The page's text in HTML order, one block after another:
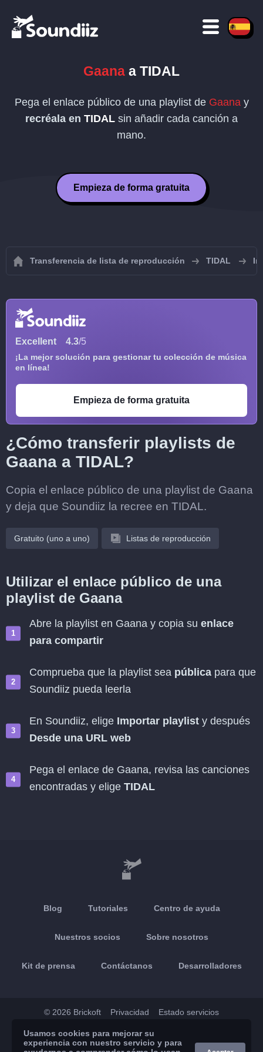
Gaana a TIDAL
Pega el enlace público de una playlist de Gaanay
recréala en TIDAL sin añadir cada canción a
mano.
Empieza de forma gratuita
Transferencia de lista de reproducción TIDAL
Excellent 4.3/5
¡La mejor solución para gestionar tu colección de música
en línea!
Empieza de forma gratuita
¿Cómo transferir playlists de
Gaana a TIDAL?
Copia el enlace público de una playlist de Gaana
y deja que Soundiiz la recree en TIDAL.
Gratuito (uno a uno) Listas de reproducción
Utilizar el enlace público de una
playlist de Gaana
Abre la playlist en Gaana y copia su enlace
para compartir
Comprueba que la playlist sea pública para que
Soundiiz pueda leerla
En Soundiiz, elige Importar playlist y después
Desde una URL web
Pega el enlace de Gaana, revisa las canciones
encontradas y elige TIDAL
Blog Tutoriales Centro de ayuda
Nuestros socios Sobre nosotros
Kit de prensa Contáctanos Desarrolladores
© 2026 Brickoft Privacidad Estado servicios
App Store Google Play
Usamos cookies para mejorar su
experiencia con nuestro servicio y para